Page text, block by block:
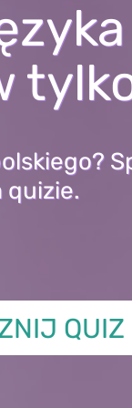
quizie.
QUIZ